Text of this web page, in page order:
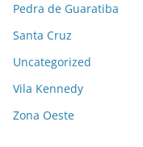
Pedra de Guaratiba
Santa Cruz
Uncategorized
Vila Kennedy
Zona Oeste